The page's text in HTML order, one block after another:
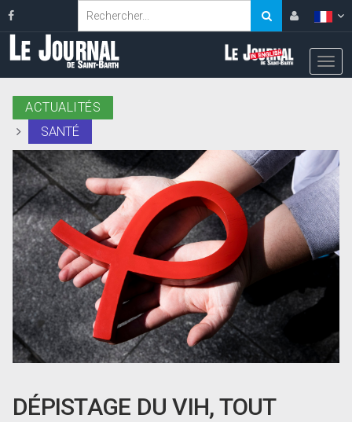
ACTUALITÉS
SANTÉ
DÉPISTAGE DU VIH, TOUT